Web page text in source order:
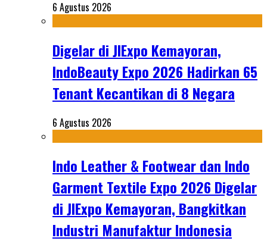
6 Agustus 2026
Digelar di JIExpo Kemayoran,
IndoBeauty Expo 2026 Hadirkan 65
Tenant Kecantikan di 8 Negara
6 Agustus 2026
Indo Leather & Footwear dan Indo
Garment Textile Expo 2026 Digelar
di JIExpo Kemayoran, Bangkitkan
Industri Manufaktur Indonesia